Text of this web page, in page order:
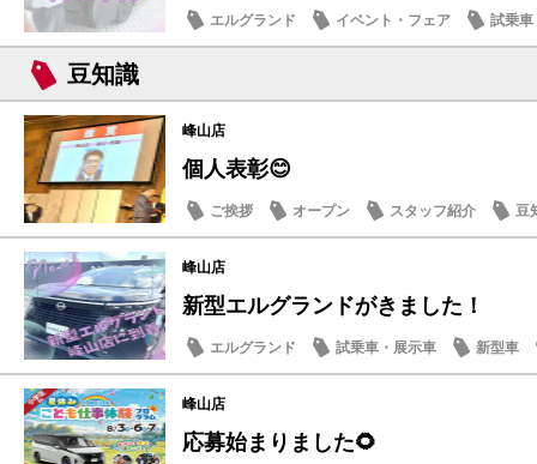
エルグランド イベント・フェア
試乗車
日産の技術
豆知識
峰山店
個人表彰😊
ご挨拶 オープン スタッフ紹介 豆
峰山店
新型エルグランドがきました！
エルグランド 試乗車・展示車 新型車
峰山店
応募始まりました🌻